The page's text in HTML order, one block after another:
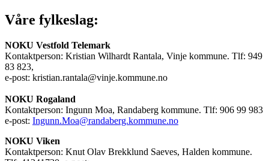
Våre fylkeslag:
NOKU Vestfold Telemark
Kontaktperson: Kristian Wilhardt Rantala, Vinje kommune. Tlf: 949
83 823,
e-post: kristian.rantala@vinje.kommune.no
NOKU Rogaland
Kontaktperson: Ingunn Moa, Randaberg kommune. Tlf: 906 99 983
e-post: Ingunn.Moa@randaberg.kommune.no
NOKU Viken
Kontaktperson: Knut Olav Brekklund Saeves, Halden kommune.